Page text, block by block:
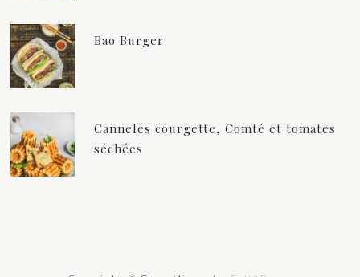
Bao Burger
Cannelés courgette, Comté et tomates
séchées